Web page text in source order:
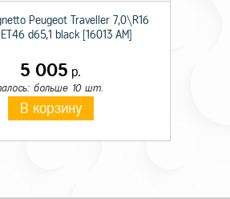
Peugeot Traveller 7,0\R16
d65,1 black [16013 AM]
5 005 р.
больше 10 шт.
В корзину